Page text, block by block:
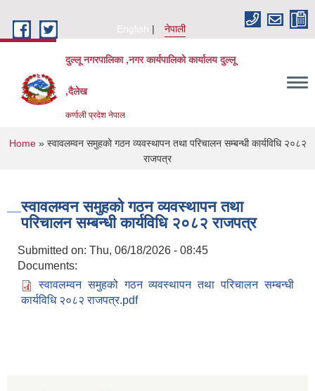
English
नेपाली
दुल्लू नगरपालिका ,नगर कार्यपालिकाे कार्यालय दुल्लू
,दैलेख
कर्णाली प्रदेश नेपाल
You are here
Home» स्वावलम्वन समुहको गठन व्यवस्थापन तथा परिचालन सम्बन्धी कार्यविधि २०८२
राजपत्र
स्वावलम्वन समुहको गठन व्यवस्थापन तथा
परिचालन सम्बन्धी कार्यविधि २०८२ राजपत्र
Submitted on: Thu, 06/18/2026 - 08:45
Documents:
स्वावलम्वन समुहको गठन व्यवस्थापन तथा परिचालन सम्बन्धी
कार्यविधि २०८२ राजपत्र.pdf